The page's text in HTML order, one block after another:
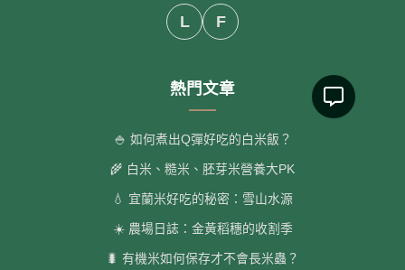
L F
熱門文章
🍚 如何煮出Q彈好吃的白米飯？
🌾 白米、糙米、胚芽米營養大PK
💧 宜蘭米好吃的秘密：雪山水源
☀️ 農場日誌：金黃稻穗的收割季
🐛 有機米如何保存才不會長米蟲？